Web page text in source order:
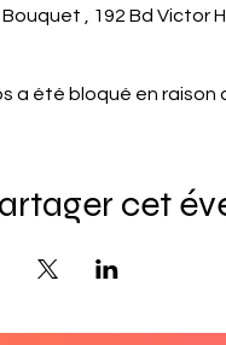
Bouquet , 192 Bd Victor
a été bloqué en
cet